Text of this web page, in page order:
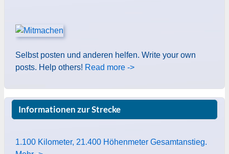
Selbst posten und anderen helfen. Write your own
posts. Help others! Read more ->
Informationen zur Strecke
1.100 Kilometer, 21.400 Höhenmeter Gesamtanstieg.